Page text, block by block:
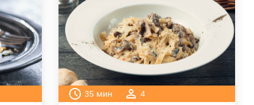
35 мин 4